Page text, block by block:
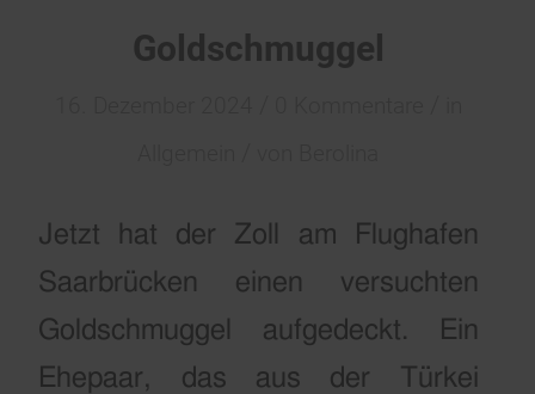
Goldschmuggel
Jetzt hat der Zoll am Flughafen
Saarbrücken einen versuchten
Goldschmuggel aufgedeckt. Ein
Ehepaar, das aus der Türkei